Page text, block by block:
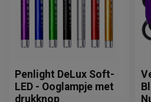
Penlight DeLux Soft-
LED - Ooglampje met
drukknop